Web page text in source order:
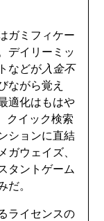
ガミフィケー
デイリーミッ
などが入金不
ながら覚え
適化はもはや
クイック検索
ションに直結
ガウェイズ、
タントゲーム
だ。
ライセンスの